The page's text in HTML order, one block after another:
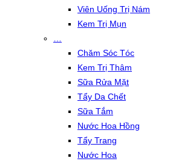
Viên Uống Trị Nám
Kem Trị Mụn
Chăm Sóc Tóc
Kem Trị Thâm
Sữa Rửa Mặt
Tẩy Da Chết
Sữa Tắm
Nước Hoa Hồng
Tẩy Trang
Nước Hoa